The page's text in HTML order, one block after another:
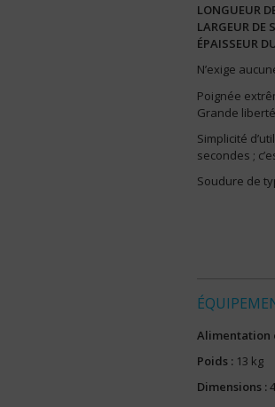
LONGUEUR
LARGEUR DE
ÉPAISSEUR
N’exige
Poignée
Grande
Simplicité
secondes ;
Soudure de
Alimentation
Poids : 13 kg
Dimensions :